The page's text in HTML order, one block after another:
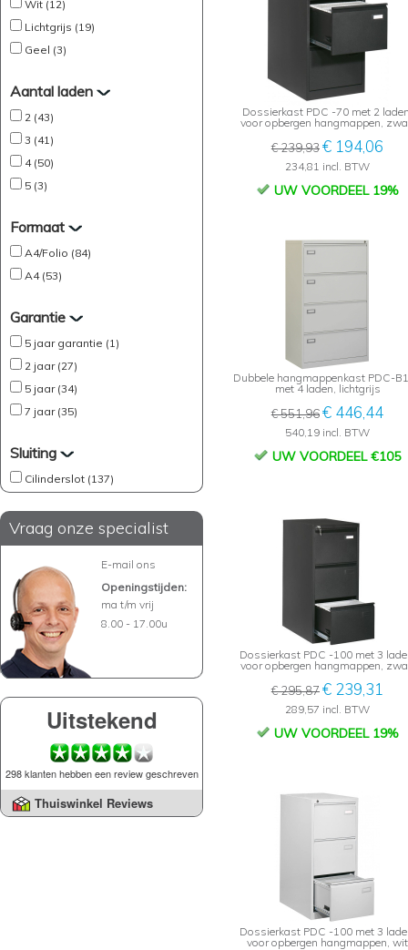
Wit (12)
Lichtgrijs (19)
Geel (3)
Aantal laden
2 (43)
3 (41)
4 (50)
5 (3)
Formaat
A4/Folio (84)
A4 (53)
Garantie
5 jaar garantie (1)
2 jaar (27)
5 jaar (34)
7 jaar (35)
Sluiting
Cilinderslot (137)
Vraag onze specialist
E-mail ons
Openingstijden:
ma t/m vrij
8.00 - 17.00u
Uitstekend
298 klanten hebben een review geschreven
Thuiswinkel Reviews
Dossierkast PDC -70 met 2
voor opbergen hangmappen,
€ 239,93€ 194,06
234,81 incl. BTW
UW VOORDEEL 19%
Dubbele hangmappenkast PDC-
met 4 laden, lichtgrijs
€ 551,96€ 446,44
540,19 incl. BTW
UW VOORDEEL €105
Dossierkast PDC -100 met 3
voor opbergen hangmappen,
€ 295,87€ 239,31
289,57 incl. BTW
UW VOORDEEL 19%
Dossierkast PDC -100 met 3
voor opbergen hangmappen, wit